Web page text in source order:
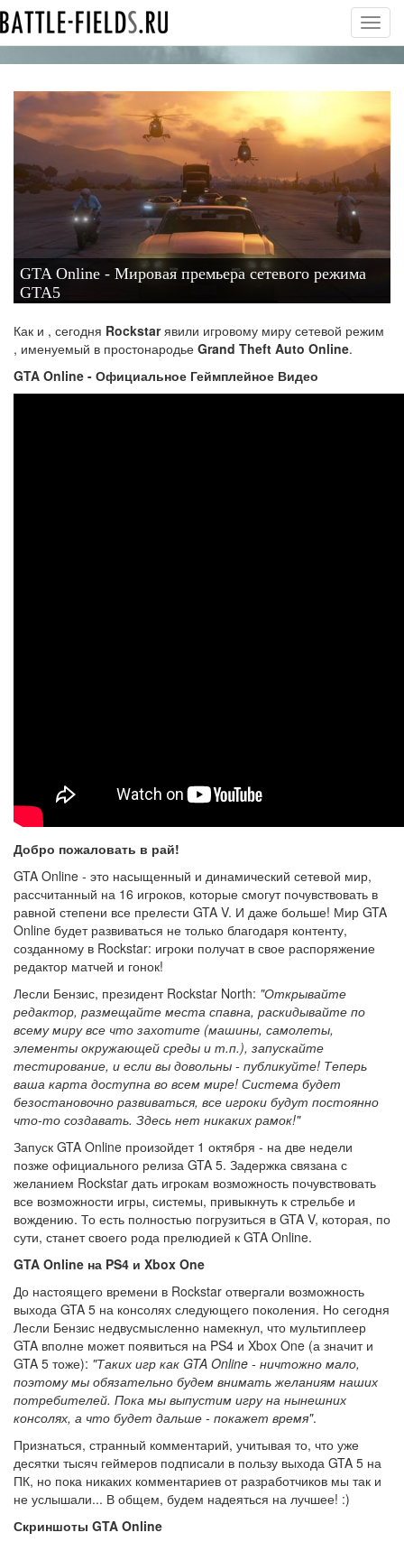
GTA Online - Мировая премьера сетевого режима
GTA5
Как и , сегодня Rockstarявили игровому миру сетевой режим
, именуемый в простонародье Grand Theft Auto Online.
GTA Online - Официальное Геймплейное Видео
Добро пожаловать в рай!
GTA Online - это насыщенный и динамический сетевой мир,
рассчитанный на 16 игроков, которые смогут почувствовать в
равной степени все прелести GTA V. И даже больше! Мир GTA
Online будет развиваться не только благодаря контенту,
созданному в Rockstar: игроки получат в свое распоряжение
редактор матчей и гонок!
Лесли Бензис, президент Rockstar North: "Открывайте
редактор, размещайте места спавна, раскидывайте по
всему миру все что захотите (машины, самолеты,
элементы окружающей среды и т.п.), запускайте
тестирование, и если вы довольны - публикуйте! Теперь
ваша карта доступна во всем мире! Система будет
безостановочно развиваться, все игроки будут постоянно
что-то создавать. Здесь нет никаких рамок!"
Запуск GTA Online произойдет 1 октября - на две недели
позже официального релиза GTA 5. Задержка связана с
желанием Rockstar дать игрокам возможность почувствовать
все возможности игры, системы, привыкнуть к стрельбе и
вождению. То есть полностью погрузиться в GTA V, которая, по
сути, станет своего рода прелюдией к GTA Online.
GTA Online на PS4 и Xbox One
До настоящего времени в Rockstar отвергали возможность
выхода GTA 5 на консолях следующего поколения. Но сегодня
Лесли Бензис недвусмысленно намекнул, что мультиплеер
GTA вполне может появиться на PS4 и Xbox One (а значит и
GTA 5 тоже): "Таких игр как GTA Online - ничтожно мало,
поэтому мы обязательно будем внимать желаниям наших
потребителей. Пока мы выпустим игру на нынешних
консолях, а что будет дальше - покажет время".
Признаться, странный комментарий, учитывая то, что уже
десятки тысяч геймеров подписали в пользу выхода GTA 5 на
ПК, но пока никаких комментариев от разработчиков мы так и
не услышали... В общем, будем надеяться на лучшее! :)
Скриншоты GTA Online